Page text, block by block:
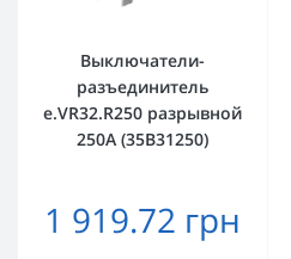
Выключатели-
разъединитель
e.VR32.R250 разрывной
250А (35В31250)
1 919.72 грн